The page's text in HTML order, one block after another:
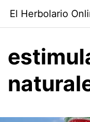
contenido
El Herbolario